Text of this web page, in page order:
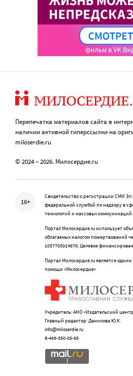
Перепечатка материалов сайта в
наличии активной гиперссылки на
miloserdie.ru
© 2024 – 2026. Милосердие.ru
16+
Свидетельство о регистрации СМИ
федеральной службой по надзору в
технологий и массовых коммуникаций
Портал Милосердие.ru использует
облагаемых налогом пожертвований
1057700014679, Целевое
Портал Милосердие.ru является
помощи «Милосердие»
Учредитель: АНО «Издательский
Главный редактор: Данилова Ю.К.
info@miloserdie.ru
8-499-350-05-95